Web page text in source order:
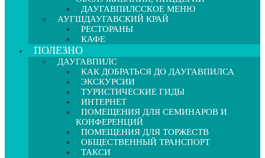
ДАУГАВПИЛССКОЕ МЕНЮ
АУГШДАУГАВСКИЙ КРАЙ
РЕСТОРАНЫ
КАФЕ
ПОЛЕЗНО
ДАУГАВПИЛС
КАК ДОБРАТЬСЯ ДО ДАУГАВПИЛСА
ЭКСКУРСИИ
ТУРИСТИЧЕСКИЕ ГИДЫ
ИНТЕРНЕТ
ПОМЕЩЕНИЯ ДЛЯ СЕМИНАРОВ И
КОНФЕРЕНЦИЙ
ПОМЕЩЕНИЯ ДЛЯ ТОРЖЕСТВ
ОБЩЕСТВЕННЫЙ ТРАНСПОРТ
ТАКСИ